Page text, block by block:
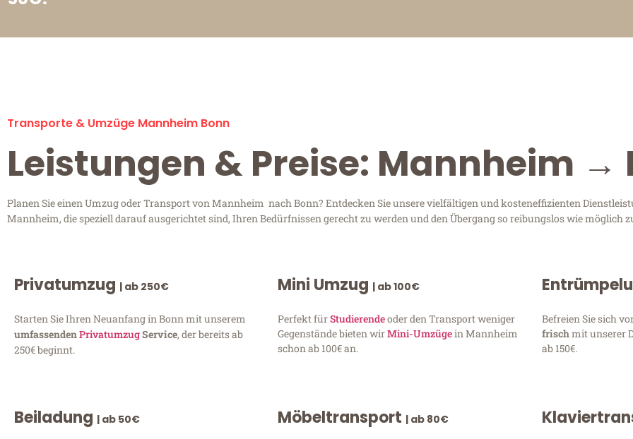
Transporte & Umzüge Mannheim Bonn
Leistungen & Preise: Mannheim →
Planen Sie einen Umzug oder Transport von Mannheim nach Bonn? Entdecken Sie unsere vielfältigen und kosteneffizienten
Mannheim, die speziell darauf ausgerichtet sind, Ihren Bedürfnissen gerecht zu werden und den Übergang so reibungslos wie möglich
Privatumzug | ab 250€
Starten Sie Ihren Neuanfang in Bonn mit unserem
umfassendenPrivatumzugService, der bereits ab
250€ beginnt.
Mini Umzug | ab 100€
Perfekt fürStudierendeoder den Transport weniger
Gegenstände bieten wirMini-Umzügein Mannheim
schon ab 100€ an.
Befreien Sie sich
frischmit unserer
ab 150€.
Beiladung | ab 50€ Möbeltransport | ab 80€